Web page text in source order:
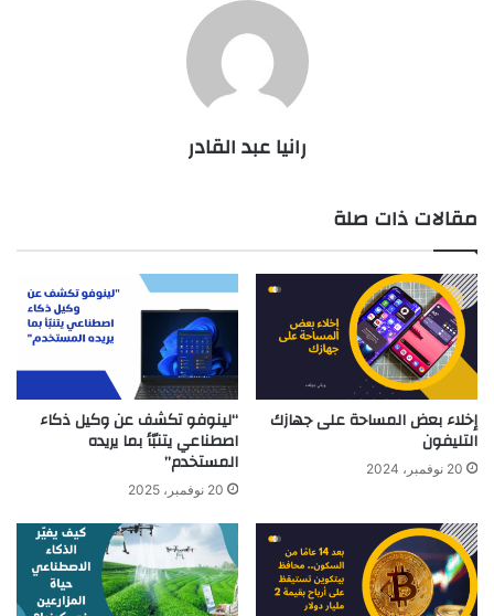
رانيا عبد القادر
مقالات ذات صلة
إخلاء بعض المساحة على جهازك
التليفون
20 نوفمبر، 2024
“لينوفو تكشف عن وكيل ذكاء
اصطناعي يتنبّأ بما يريده
المستخدم”
20 نوفمبر، 2025